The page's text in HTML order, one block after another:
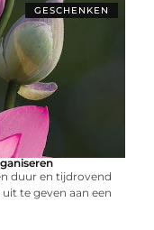
GESCHENKEN
duur en tijdrovend
te geven aan een